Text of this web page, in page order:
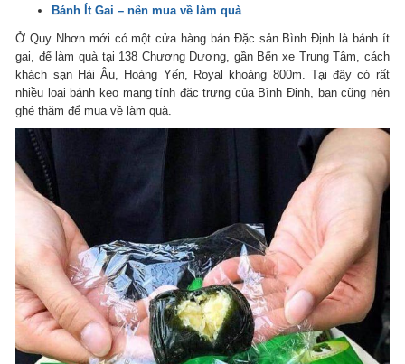
Bánh Ít Gai – nên mua về làm quà
Ở Quy Nhơn mới có một cửa hàng bán Đặc sản Bình Định là bánh ít
gai, để làm quà tại 138 Chương Dương, gần Bến xe Trung Tâm, cách
khách sạn Hải Âu, Hoàng Yến, Royal khoảng 800m. Tại đây có rất
nhiều loại bánh kẹo mang tính đặc trưng của Bình Định, bạn cũng nên
ghé thăm để mua về làm quà.